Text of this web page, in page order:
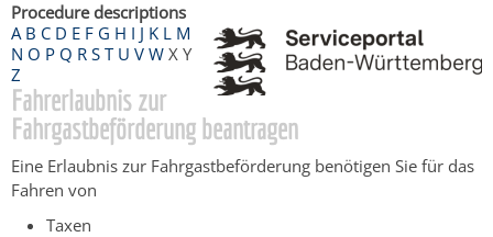
Procedure descriptions
A B C D E F G H I J K L M
N O P Q R S T U V W X Y
Z
Fahrerlaubnis zur
Fahrgastbeförderung beantragen
Eine Erlaubnis zur Fahrgastbeförderung benötigen Sie für das
Fahren von
Taxen